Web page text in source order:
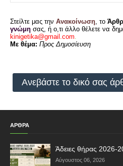
Στείλτε μας την Ανακοίνωση , το
γνώμη σας, ή ο,τι άλλο θέλετε να
kinigetika@gmail.com
Με θέμα: Προς Δημοσίευση
Ανεβάστε το δικό σας
ΑΡΘΡΑ
Άδειες θήρας 2026-
Αύγουστος 06, 2026